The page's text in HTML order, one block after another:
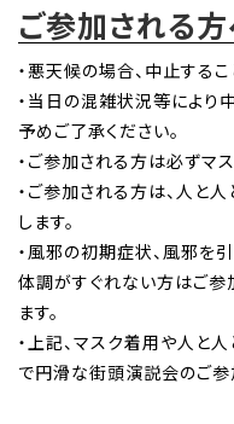
ご参加される
・悪天候の場合、中止するこ
・当日の混雑状況等により
予めご了承ください。
・ご参加される方は必ずマ
・ご参加される方は、人と
します。
・風邪の初期症状、風邪を
体調がすぐれない方はご参
ます。
・上記、マスク着用や人と
で円滑な街頭演説会のご参